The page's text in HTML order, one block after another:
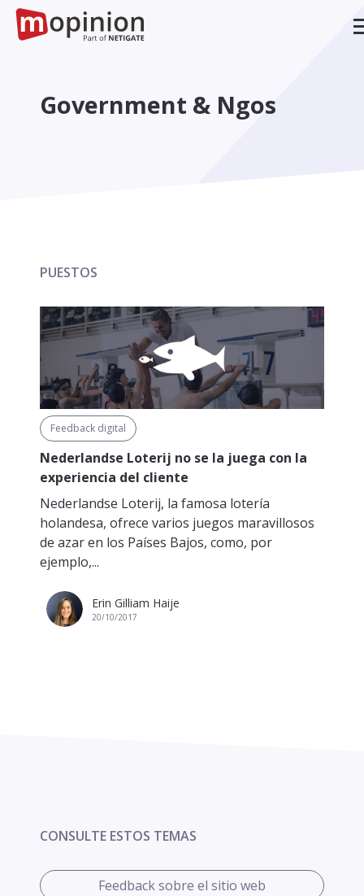
Government & Ngos
PUESTOS
Feedback digital
Nederlandse Loterij no se la juega con la
experiencia del cliente
Nederlandse Loterij, la famosa lotería
holandesa, ofrece varios juegos maravillosos
de azar en los Países Bajos, como, por
ejemplo,...
Erin Gilliam Haije
20/10/2017
CONSULTE ESTOS TEMAS
Feedback sobre el sitio web